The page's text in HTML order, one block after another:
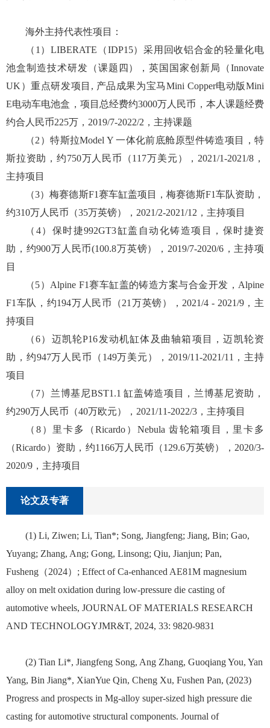
海外主持代表性项目：
（1）LIBERATE（IDP15）采用回收铝合金的轻量化电
池盒制造技术研发（课题四），英国国家创新局（Innovate
UK）重点研发项目, 产品成果为宝马Mini Copper电动版Mini
E电动车电池盒，项目总经费约3000万人民币，本人课题经费
约合人民币225万，2019/7-2022/2，主持课题
（2）特斯拉Model Y 一体化前底舱原型件铸造项目，特
斯拉资助，约750万人民币（117万美元），2021/1-2021/8，
主持项目
（3）梅赛德斯F1赛车缸盖项目，梅赛德斯F1车队资助，
约310万人民币（35万英镑），2021/2-2021/12，主持项目
（4）保时捷992GT3缸盖自动化铸造项目，保时捷资
助，约900万人民币(100.8万英镑），2019/7-2020/6，主持项
目
（5）Alpine F1赛车缸盖的铸造方案与合金开发，Alpine
F1车队，约194万人民币（21万英镑），2021/4 - 2021/9，主
持项目
（6）迈凯轮P16发动机缸体及曲轴箱项目，迈凯轮资
助，约947万人民币（149万美元），2019/11-2021/11，主持
项目
（7）兰博基尼BST1.1 缸盖铸造项目，兰博基尼资助，
约290万人民币（40万欧元），2021/11-2022/3，主持项目
（8）里卡多（Ricardo）Nebula 齿轮箱项目，里卡多
（Ricardo）资助，约1166万人民币（129.6万英镑），2020/3-
2020/9，主持项目
论文及专著
(1) Li, Ziwen; Li, Tian*; Song, Jiangfeng; Jiang, Bin; Gao,
Yuyang; Zhang, Ang; Gong, Linsong; Qiu, Jianjun; Pan,
Fusheng（2024）; Effect of Ca-enhanced AE81M magnesium
alloy on melt oxidation during low-pressure die casting of
automotive wheels, JOURNAL OF MATERIALS RESEARCH
AND TECHNOLOGYJMR&T, 2024, 33: 9820-9831
(2) Tian Li*, Jiangfeng Song, Ang Zhang, Guoqiang You, Yan
Yang, Bin Jiang*, XianYue Qin, Cheng Xu, Fushen Pan, (2023)
Progress and prospects in Mg-alloy super-sized high pressure die
casting for automotive structural components. Journal of